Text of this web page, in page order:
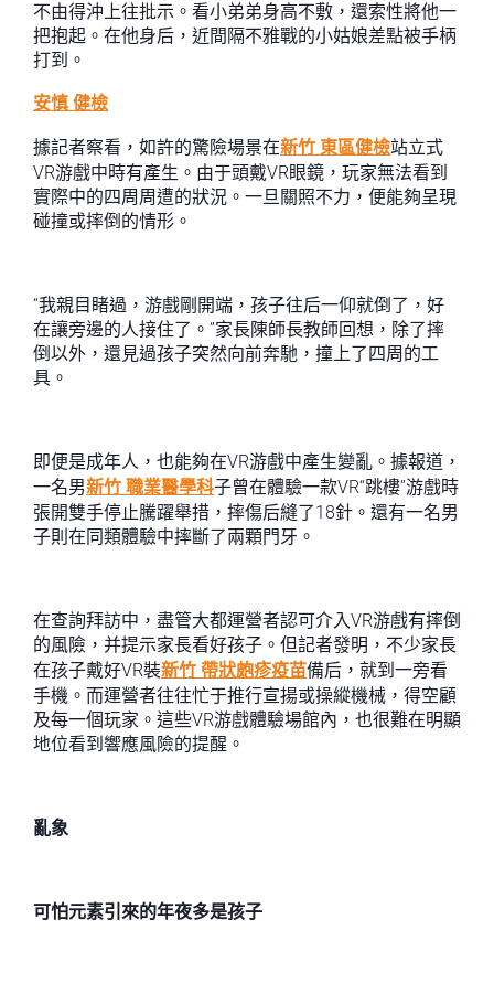
不由得沖上往批示。看小弟弟身高不敷，還索性將他一
把抱起。在他身后，近間隔不雅戰的小姑娘差點被手柄
打到。
安慎 健檢
據記者察看，如許的驚險場景在新竹 東區健檢站立式
VR游戲中時有產生。由于頭戴VR眼鏡，玩家無法看到
實際中的四周周遭的狀況。一旦關照不力，便能夠呈現
碰撞或摔倒的情形。
“我親目睹過，游戲剛開端，孩子往后一仰就倒了，好
在讓旁邊的人接住了。”家長陳師長教師回想，除了摔
倒以外，還見過孩子突然向前奔馳，撞上了四周的工
具。
即便是成年人，也能夠在VR游戲中產生變亂。據報道，
一名男新竹 職業醫學科子曾在體驗一款VR“跳樓”游戲時
張開雙手停止騰躍舉措，摔傷后縫了18針。還有一名男
子則在同類體驗中摔斷了兩顆門牙。
在查詢拜訪中，盡管大都運營者認可介入VR游戲有摔倒
的風險，并提示家長看好孩子。但記者發明，不少家長
在孩子戴好VR裝新竹 帶狀皰疹疫苗備后，就到一旁看
手機。而運營者往往忙于推行宣揚或操縱機械，得空顧
及每一個玩家。這些VR游戲體驗場館內，也很難在明顯
地位看到響應風險的提醒。
亂象
可怕元素引來的年夜多是孩子